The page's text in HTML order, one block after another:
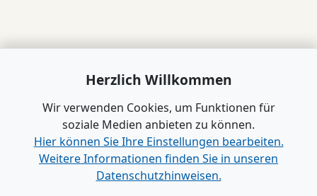
Herzlich Willkommen
Wir verwenden Cookies, um Funktionen für
soziale Medien anbieten zu können.
Hier können Sie Ihre Einstellungen bearbeiten.
Weitere Informationen finden Sie in unseren
Datenschutzhinweisen.